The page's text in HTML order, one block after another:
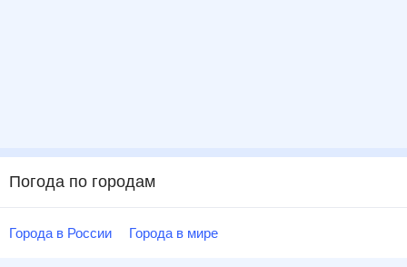
Погода по городам
Города в России Города в мире